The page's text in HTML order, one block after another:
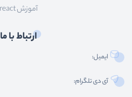
آموزش react
ارتباط با ما
ایمیل:
آی دی تلگرام: